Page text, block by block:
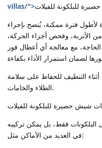
فترة ممكنة، يُنصح بإجراء
الأتربة، وفحص أجزاء الحركة،
الحاجة، مع معالجة أي أعطال فور
التنظيف للحفاظ على سلامة
الطلاء والخامات.
شيش حصيرة للبلكونة للفيلات
فقط، بل يمكن تركيبه
في العديد من الأماكن مثل: